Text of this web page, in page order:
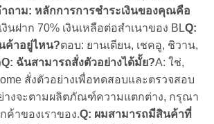
ถาม: หลักการการชําระเงินของคุณคือ
งินฝาก 70% เงินเหลือต่อสําเนาของ BLQ:
ค้าอยู่ไหน?ตอบ: ยานเตียน, เชคอู, ชิวาน,
Q: ฉันสามารถสั่งตัวอย่างได้มั้ย?A: ใช่,
สั่งตัวอย่างเพื่อทดสอบและตรวจสอบ
งจะตามผลิตภัณฑ์ความแตกต่าง, กรุณา
ค้าของเราของ.Q: ผมสามารถมีสินค้าที่